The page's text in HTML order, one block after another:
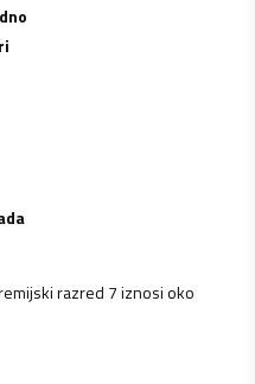
razred 7 iznosi oko